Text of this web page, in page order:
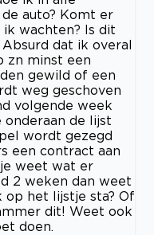
auto? Komt er
wachten? Is dit
dat ik overal
zn minst een
gewild of een
weg geschoven
volgende week
onderaan de lijst
wordt gezegd
een contract aan
weet wat er
2 weken dan weet
op het lijstje sta? Of
dit! Weet ook
doen.